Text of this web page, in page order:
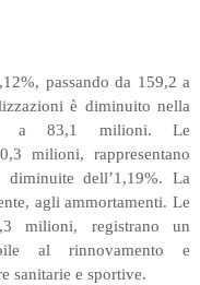
passando da 159,2 a
è diminuito nella
a 83,1 milioni. Le
milioni, rappresentano
dell’1,19%. La
agli ammortamenti. Le
milioni, registrano un
al rinnovamento e
sanitarie e sportive.